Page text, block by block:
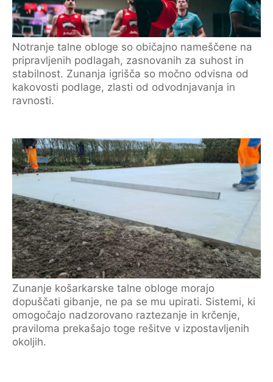
Notranje talne obloge so običajno nameščene na
pripravljenih podlagah, zasnovanih za suhost in
stabilnost. Zunanja igrišča so močno odvisna od
kakovosti podlage, zlasti od odvodnjavanja in
ravnosti.
Zunanje košarkarske talne obloge morajo
dopuščati gibanje, ne pa se mu upirati. Sistemi, ki
omogočajo nadzorovano raztezanje in krčenje,
praviloma prekašajo toge rešitve v izpostavljenih
okoljih.